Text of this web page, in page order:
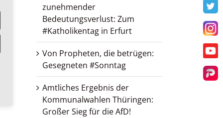
zunehmender
Bedeutungsverlust: Zum
#Katholikentag in Erfurt
Von Propheten, die betrügen:
Gesegneten #Sonntag
Amtliches Ergebnis der
Kommunalwahlen Thüringen:
Großer Sieg für die AfD!